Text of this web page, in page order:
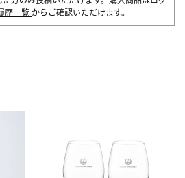
歴一覧 からご確認いただけます。